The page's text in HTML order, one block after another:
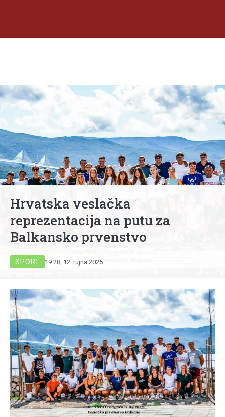
Hrvatska veslačka
reprezentacija na putu za
Balkansko prvenstvo
SPORT 19:28, 12. rujna 2025.